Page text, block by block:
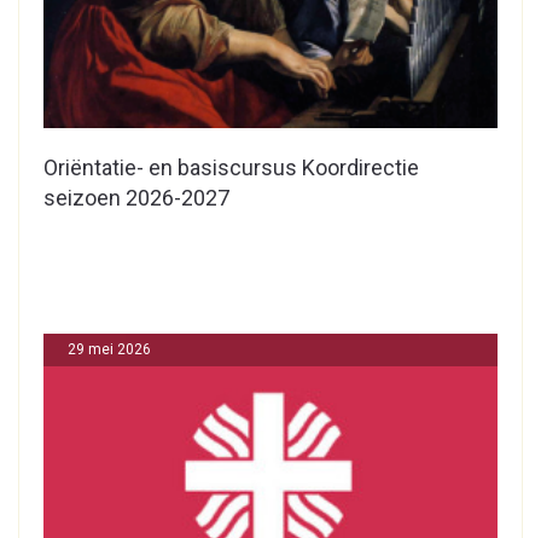
Oriëntatie- en basiscursus Koordirectie
seizoen 2026-2027
29 mei 2026